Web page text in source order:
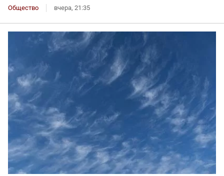
Общество вчера, 21:35